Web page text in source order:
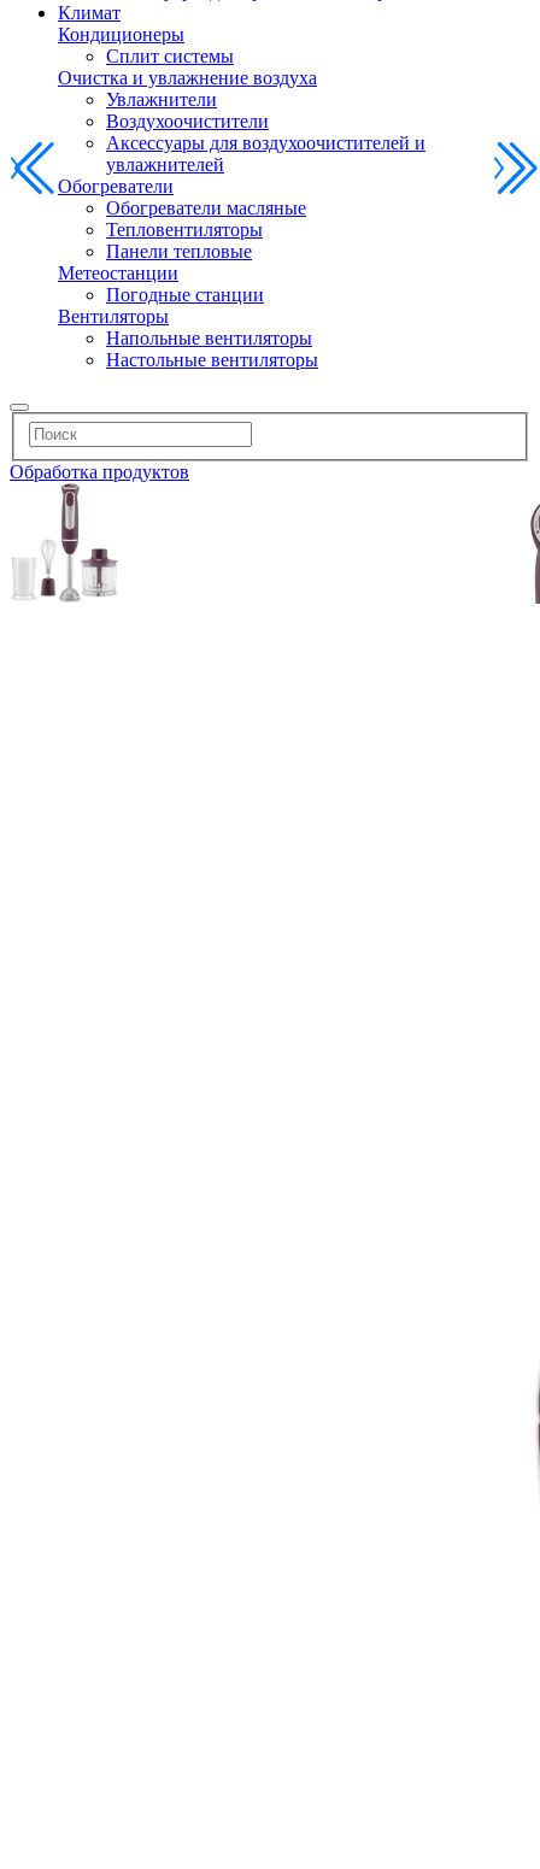
Климат
Кондиционеры
Сплит системы
Очистка и увлажнение воздуха
Увлажнители
Воздухоочистители
Аксессуары для воздухоочистителей и
увлажнителей
Обогреватели
Обогреватели масляные
Тепловентиляторы
Панели тепловые
Метеостанции
Погодные станции
Вентиляторы
Напольные вентиляторы
Настольные вентиляторы
Обработка продуктов